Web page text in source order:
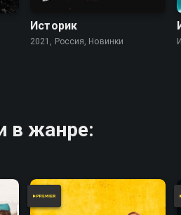
Историк
2021, Россия, Новинки
в жанре: